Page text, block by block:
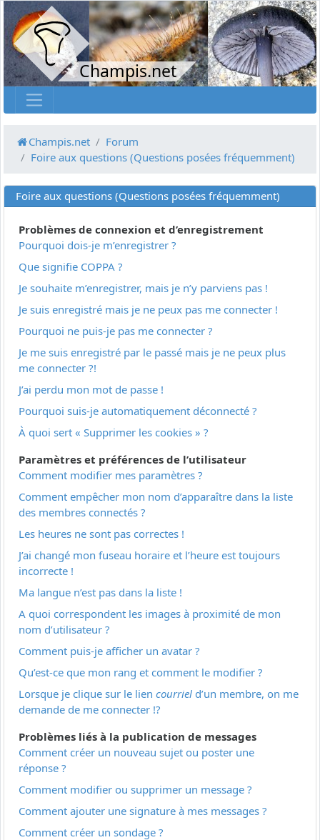
Champis.net
Champis.net
Forum
Foire aux questions (Questions posées fréquemment)
Foire aux questions (Questions posées fréquemment)
Problèmes de connexion et d’enregistrement
Pourquoi dois-je m’enregistrer ?
Que signifie COPPA ?
Je souhaite m’enregistrer, mais je n’y parviens pas !
Je suis enregistré mais je ne peux pas me connecter !
Pourquoi ne puis-je pas me connecter ?
Je me suis enregistré par le passé mais je ne peux plus
me connecter ?!
J’ai perdu mon mot de passe !
Pourquoi suis-je automatiquement déconnecté ?
À quoi sert « Supprimer les cookies » ?
Paramètres et préférences de l’utilisateur
Comment modifier mes paramètres ?
Comment empêcher mon nom d’apparaître dans la liste
des membres connectés ?
Les heures ne sont pas correctes !
J’ai changé mon fuseau horaire et l’heure est toujours
incorrecte !
Ma langue n’est pas dans la liste !
A quoi correspondent les images à proximité de mon
nom d’utilisateur ?
Comment puis-je afficher un avatar ?
Qu’est-ce que mon rang et comment le modifier ?
Lorsque je clique sur le lien courriel d’un membre, on me
demande de me connecter !?
Problèmes liés à la publication de messages
Comment créer un nouveau sujet ou poster une
réponse ?
Comment modifier ou supprimer un message ?
Comment ajouter une signature à mes messages ?
Comment créer un sondage ?